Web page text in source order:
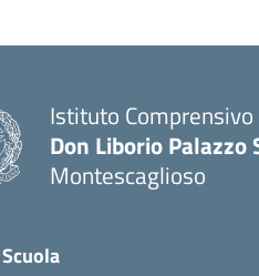
Istituto Comprensivo
Don Liborio Palazzo
Montescaglioso
Scuola